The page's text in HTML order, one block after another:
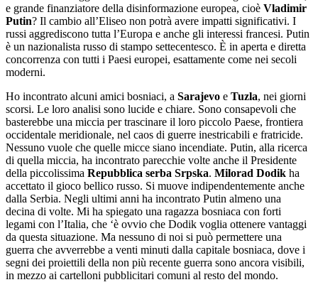
e grande finanziatore della disinformazione europea, cioè Vladimir
Putin? Il cambio all’Eliseo non potrà avere impatti significativi. I
russi aggrediscono tutta l’Europa e anche gli interessi francesi. Putin
è un nazionalista russo di stampo settecentesco. È in aperta e diretta
concorrenza con tutti i Paesi europei, esattamente come nei secoli
moderni.
Ho incontrato alcuni amici bosniaci, a Sarajevo e Tuzla, nei giorni
scorsi. Le loro analisi sono lucide e chiare. Sono consapevoli che
basterebbe una miccia per trascinare il loro piccolo Paese, frontiera
occidentale meridionale, nel caos di guerre inestricabili e fratricide.
Nessuno vuole che quelle micce siano incendiate. Putin, alla ricerca
di quella miccia, ha incontrato parecchie volte anche il Presidente
della piccolissima Repubblica serba Srpska. Milorad Dodik ha
accettato il gioco bellico russo. Si muove indipendentemente anche
dalla Serbia. Negli ultimi anni ha incontrato Putin almeno una
decina di volte. Mi ha spiegato una ragazza bosniaca con forti
legami con l’Italia, che ‘è ovvio che Dodik voglia ottenere vantaggi
da questa situazione. Ma nessuno di noi si può permettere una
guerra che avverrebbe a venti minuti dalla capitale bosniaca, dove i
segni dei proiettili della non più recente guerra sono ancora visibili,
in mezzo ai cartelloni pubblicitari comuni al resto del mondo.